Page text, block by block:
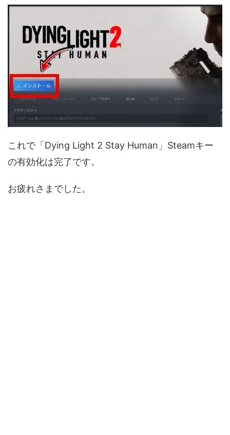
これで「Dying Light 2 Stay Human」Steamキー
の有効化は完了です。
お疲れさまでした。